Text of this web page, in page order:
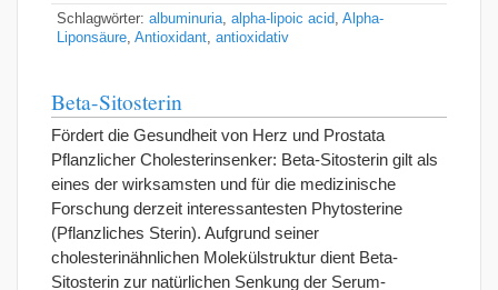
Schlagwörter: albuminuria alpha-lipoic acid Alpha-
Liponsäure Antioxidant antioxidativ
Beta-Sitosterin
Fördert die Gesundheit von Herz und Prostata
Pflanzlicher Cholesterinsenker: Beta-Sitosterin gilt als
eines der wirksamsten und für die medizinische
Forschung derzeit interessantesten Phytosterine
(Pflanzliches Sterin). Aufgrund seiner
cholesterinähnlichen Molekülstruktur dient Beta-
Sitosterin zur natürlichen Senkung der Serum-